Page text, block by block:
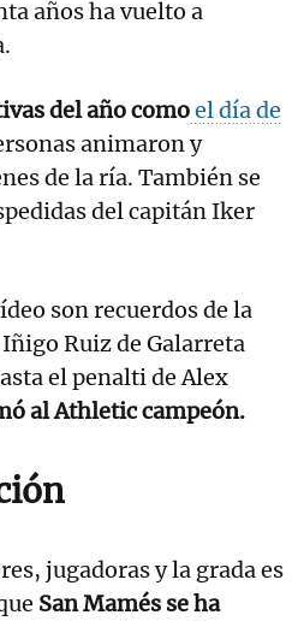
años ha vuelto a
del año comoel día de
animaron y
de la ría. También se
del capitán Iker
son recuerdos de la
Ruiz de Galarreta
el penalti de Alex
al Athletic campeón.
jugadoras y la grada es
San Mamés se ha